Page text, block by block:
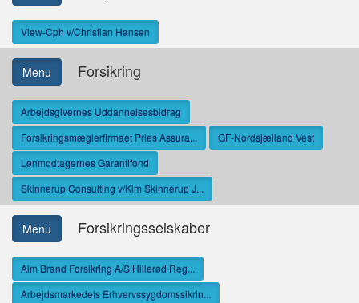
View-Cph v/Christian Hansen
Menu Forsikring
Arbejdsgivernes Uddannelsesbidrag
Forsikringsmæglerfirmaet Pries Assura...
GF-Nordsjælland Vest
Lønmodtagernes Garantifond
Skinnerup Consulting v/Kim Skinnerup J...
Menu Forsikringsselskaber
Alm Brand Forsikring A/S Hillerød Reg...
Arbejdsmarkedets Erhvervssygdomssikrin...